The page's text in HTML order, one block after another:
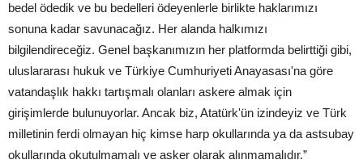
bedel ödedik ve bu bedelleri ödeyenlerle birlikte haklarımızı
sonuna kadar savunacağız. Her alanda halkımızı
bilgilendireceğiz. Genel başkanımızın her platformda belirttiği gibi,
uluslararası hukuk ve Türkiye Cumhuriyeti Anayasası'na göre
vatandaşlık hakkı tartışmalı olanları askere almak için
girişimlerde bulunuyorlar. Ancak biz, Atatürk'ün izindeyiz ve Türk
milletinin ferdi olmayan hiç kimse harp okullarında ya da astsubay
okullarında okutulmamalı ve asker olarak alınmamalıdır.”